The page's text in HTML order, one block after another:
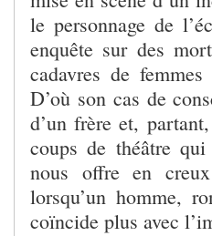
le personnage de
enquête sur des
cadavres de
D’où son cas de
d’un frère et,
coups de théâtre
nous offre en
lorsqu’un homme,
coïncide plus avec